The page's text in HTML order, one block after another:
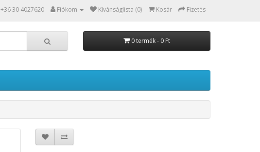
+36 30 4027620 Fiókom Kívánságlista (0) Kosár Fizetés
0 termék - 0 Ft